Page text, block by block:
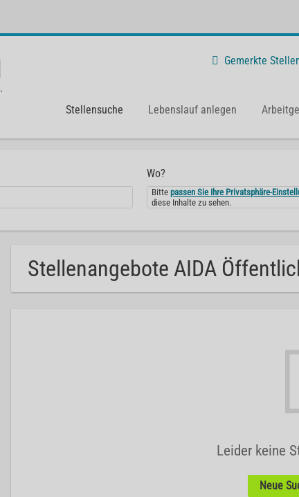
Gemerkte
Stellensuche Lebenslauf anlegen
Wo?
Bittepassen Sie Ihre Privatsphäre-
diese Inhalte zu sehen.
Stellenangebote AIDA
Leider keine
Neue